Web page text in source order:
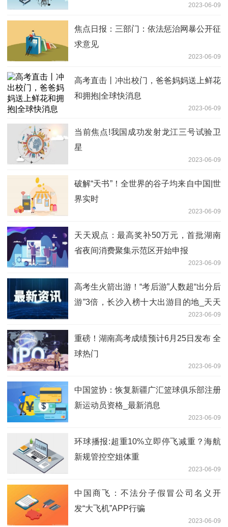
2023-06-09
焦点日报：三部门：依法惩治网暴公开征
求意见
2023-06-09
高考直击丨冲出校门，爸爸妈妈送上鲜花
和拥抱|全球快消息
2023-06-09
当前焦点!我国成功发射龙江三号试验卫
星
2023-06-09
破解“天书”！全世界的谷子均来自中国|世
界实时
2023-06-09
天天观点：最高奖补50万元，首批湖南
省夜间消费聚集示范区开始申报
2023-06-09
高考生火箭出游！“考后游”人数超“出分后
游”3倍，长沙入榜十大出游目的地_天天
2023-06-09
重磅！湖南高考成绩预计6月25日发布 全
球热门
2023-06-09
中国篮协：恢复新疆广汇篮球俱乐部注册
新运动员资格_最新消息
2023-06-09
环球播报:超重10%立即停飞减重？海航
新规管控空姐体重
2023-06-09
中国商飞：不法分子假冒公司名义开
发“大飞机”APP行骗
2023-06-09